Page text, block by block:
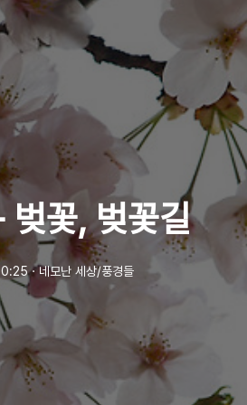
벚꽃, 벚꽃길
ㆍ네모난 세상/풍경들